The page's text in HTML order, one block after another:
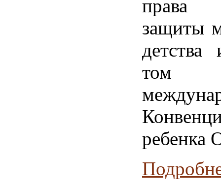
права
защиты
том
ребенка